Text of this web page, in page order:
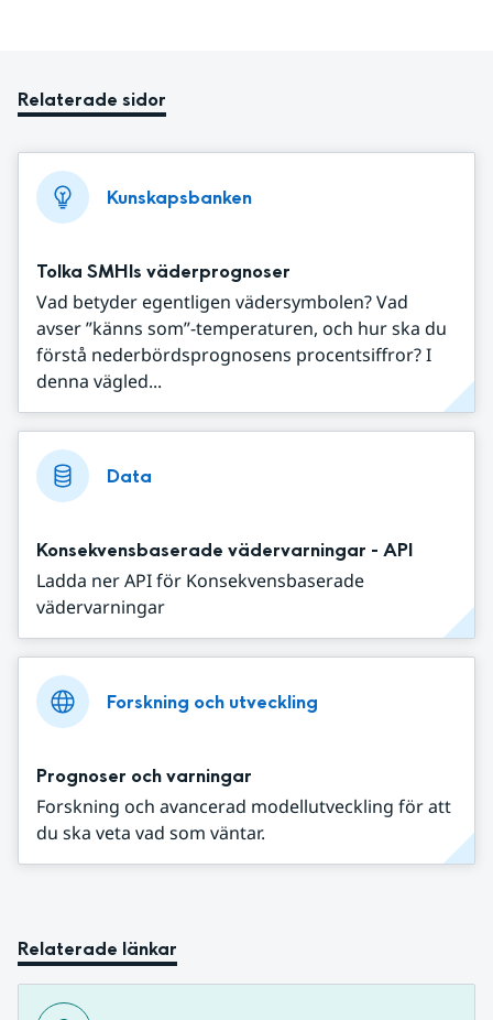
Relaterade sidor
Kunskapsbanken
Tolka SMHIs väderprognoser
Vad betyder egentligen vädersymbolen? Vad
avser ”känns som”-temperaturen, och hur ska du
förstå nederbördsprognosens procentsiffror? I
denna vägled...
Data
Konsekvensbaserade vädervarningar - API
Ladda ner API för Konsekvensbaserade
vädervarningar
Forskning och utveckling
Prognoser och varningar
Forskning och avancerad modellutveckling för att
du ska veta vad som väntar.
Relaterade länkar